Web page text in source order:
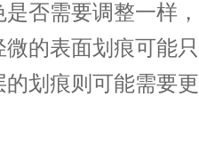
否需要调整一样，
的表面划痕可能只
划痕则可能需要更